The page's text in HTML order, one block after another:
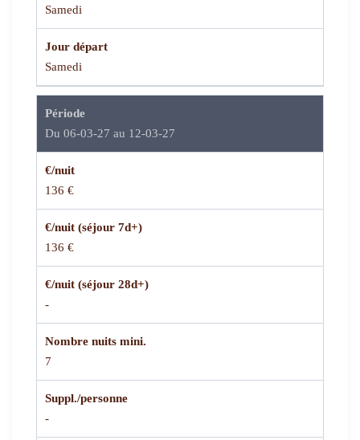
Samedi
Jour départ
Samedi
Période
Du 06-03-27 au 12-03-27
€/nuit
136 €
€/nuit (séjour 7d+)
136 €
€/nuit (séjour 28d+)
-
Nombre nuits mini.
7
Suppl./personne
-